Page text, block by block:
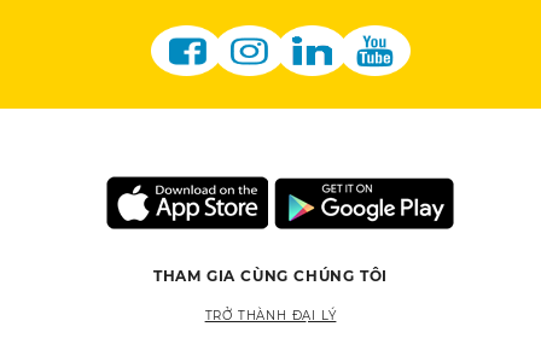
THAM GIA CÙNG CHÚNG TÔI
TRỞ THÀNH ĐẠI LÝ